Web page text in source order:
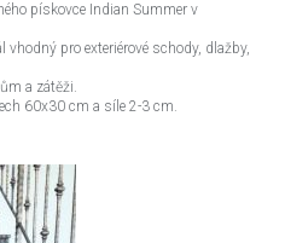
pískovce Indian Summer v
pro exteriérové schody, dlažby,
a zátěži.
60x30 cm a síle 2-3 cm.